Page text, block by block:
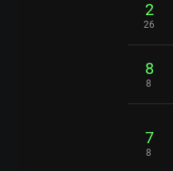
2
26
8
8
7
8